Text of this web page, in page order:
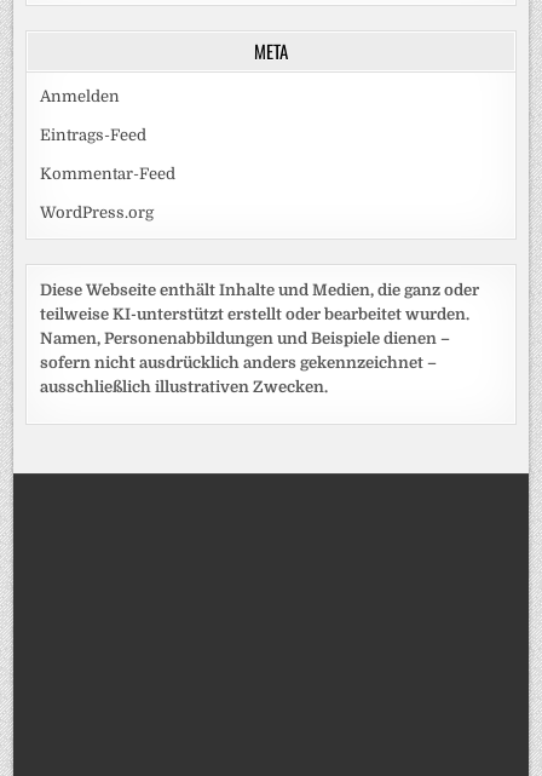
META
Anmelden
Eintrags-Feed
Kommentar-Feed
WordPress.org
Diese Webseite enthält Inhalte und Medien, die ganz oder
teilweise KI-unterstützt erstellt oder bearbeitet wurden.
Namen, Personenabbildungen und Beispiele dienen –
sofern nicht ausdrücklich anders gekennzeichnet –
ausschließlich illustrativen Zwecken.